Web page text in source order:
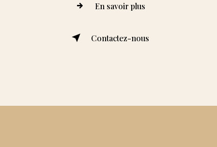
En savoir plus
Contactez-nous